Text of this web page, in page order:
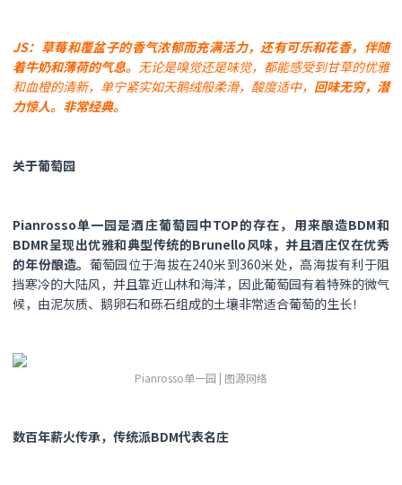
JS：草莓和覆盆子的香气浓郁而充满活力，还有可乐和花香，伴随
着牛奶和薄荷的气息。 无论是嗅觉还是味觉，都能感受到甘草的优雅
和血橙的清新，单宁紧实如天鹅绒般柔滑，酸度适中， 回味无穷，潜
力惊人。非常经典。
关于葡萄园
Pianrosso单一园是酒庄葡萄园中TOP的存在，用来酿造BDM和
BDMR呈现出优雅和典型传统的Brunello风味，并且酒庄仅在优秀
的年份酿造。 葡萄园位于海拔在240米到360米处，高海拔有利于阻
挡寒冷的大陆风，并且靠近山林和海洋，因此葡萄园有着特殊的微气
候，由泥灰质、鹅卵石和砾石组成的土壤非常适合葡萄的生长！
Pianrosso单一园 | 图源网络
数百年薪火传承，传统派BDM代表名庄